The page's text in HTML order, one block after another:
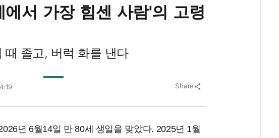
서 가장 힘센 사람'의 고령
때 졸고, 버럭 화를 낸다
Share share
년 6월14일 만 80세 생일을 맞았다. 2025년 1월